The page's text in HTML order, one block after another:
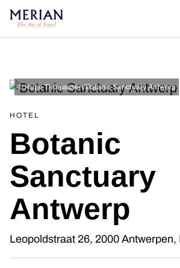
© Hugo Thomassen/Botanic Sanctuary Antwerp
HOTEL
Botanic
Sanctuary
Antwerp
Leopoldstraat 26, 2000 Antwerpen,